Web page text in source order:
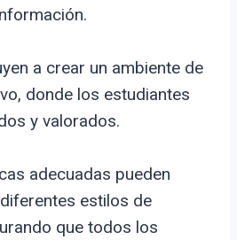
a crear un ambiente de
donde los estudiantes
y valorados.
adecuadas pueden
estilos de
que todos los